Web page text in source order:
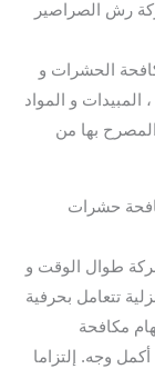
رش الصراصير
الحشرات و
و المواد
المصرح بها من
حشرات
طوال الوقت و
تتعامل بحرفية
مكافحة
وجه. إلتزاما